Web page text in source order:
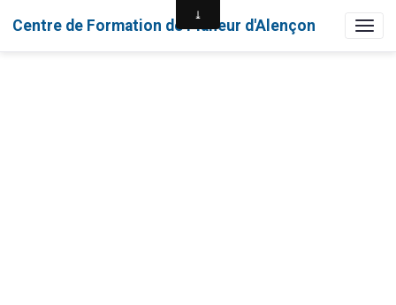
Centre de Formation de Planeur d'Alençon